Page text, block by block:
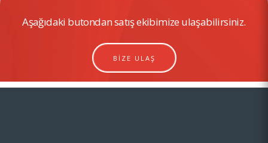
Aşağıdaki butondan satış ekibimize ulaşabilirsiniz.
BİZE ULAŞ